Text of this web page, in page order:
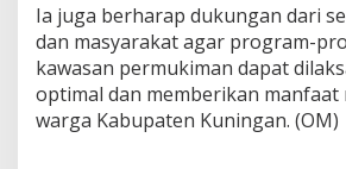
Ia juga berharap dukungan dari
dan masyarakat agar program-
kawasan permukiman dapat
optimal dan memberikan manfaat
warga Kabupaten Kuningan. (OM)